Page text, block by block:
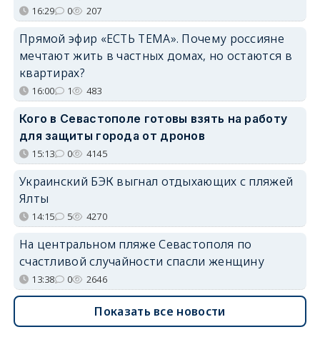
16:29 0 207
Прямой эфир «ЕСТЬ ТЕМА». Почему россияне
мечтают жить в частных домах, но остаются в
квартирах?
16:00 1 483
Кого в Севастополе готовы взять на работу
для защиты города от дронов
15:13 0 4145
Украинский БЭК выгнал отдыхающих с пляжей
Ялты
14:15 5 4270
На центральном пляже Севастополя по
счастливой случайности спасли женщину
13:38 0 2646
Показать все новости